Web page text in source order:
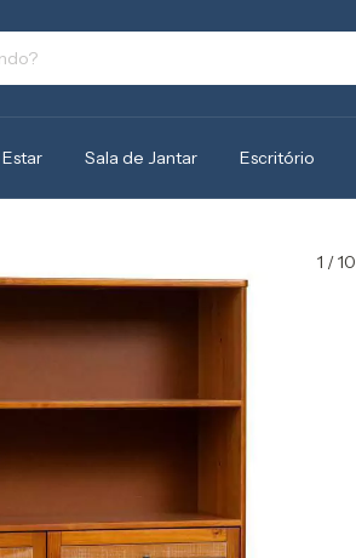
Sala de Jantar Escritório
1 /10